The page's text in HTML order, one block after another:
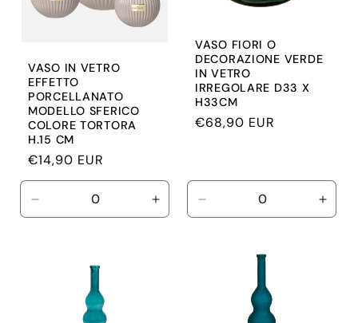
VASO IN VETRO
EFFETTO
PORCELLANATO
MODELLO SFERICO
COLORE TORTORA
H.15 CM
Prezzo
di
listino
€14,90 EUR
Diminuisci
quantità
Aumenta
quantità
VASO FIORI O
DECORAZIONE VERDE
IN VETRO
IRREGOLARE D33 X
H33CM
Prezzo
€68,90 EUR
Diminuisci
quantità